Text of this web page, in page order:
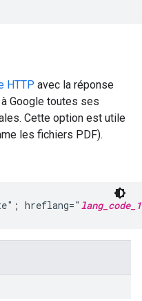
HTTP avec la réponse
Google toutes ses
Cette option est utile
les fichiers PDF).
hreflang=" lang_code_1